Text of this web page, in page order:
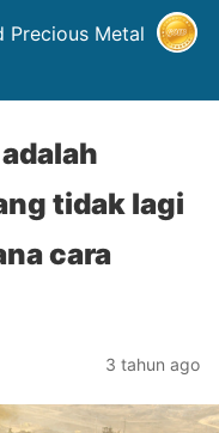
Precious Metal
tidak lagi
cara
3 tahun ago